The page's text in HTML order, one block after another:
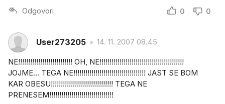
Odgovori 0 0
User273205 14. 11. 2007 08.45
NE!!!!!!!!!!!!!!!!!!!!!!!!!!! OH, NE!!!!!!!!!!!!!!!!!!!!!!!!!!!!!!!!!!!!!!!!!!
JOJME... TEGA NE!!!!!!!!!!!!!!!!!!!!!!!!!!!!!!!!!!!! JAST SE BOM
KAR OBESU!!!!!!!!!!!!!!!!!!!!!!!!!!!!!!! TEGA NE
PRENESEM!!!!!!!!!!!!!!!!!!!!!!!!!!!!!!!!